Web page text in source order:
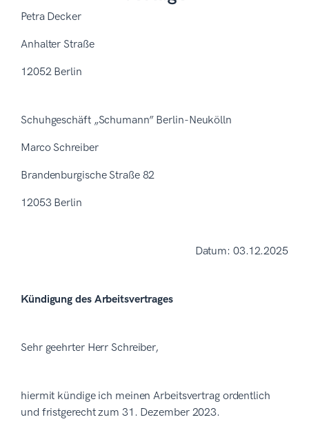
Petra Decker
Anhalter Straße
12052 Berlin
Schuhgeschäft „Schumann” Berlin-Neukölln
Marco Schreiber
Brandenburgische Straße 82
12053 Berlin
Datum: 03.12.2025
Kündigung des Arbeitsvertrages
Sehr geehrter Herr Schreiber,
hiermit kündige ich meinen Arbeitsvertrag ordentlich
und fristgerecht zum 31. Dezember 2023.